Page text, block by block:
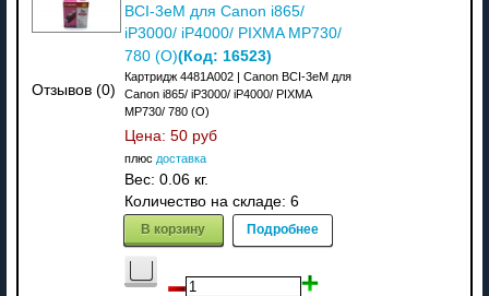
Отзывов (0)
BCI-3eM для Canon i865/
iP3000/ iP4000/ PIXMA MP730/
780 (О)(Код: 16523)
Картридж 4481A002 | Canon BCI-3eM для
Canon i865/ iP3000/ iP4000/ PIXMA
MP730/ 780 (О)
Цена: 50 руб
плюс доставка
Вес: 0.06 кг.
Количество на складе: 6
В корзину Подробнее